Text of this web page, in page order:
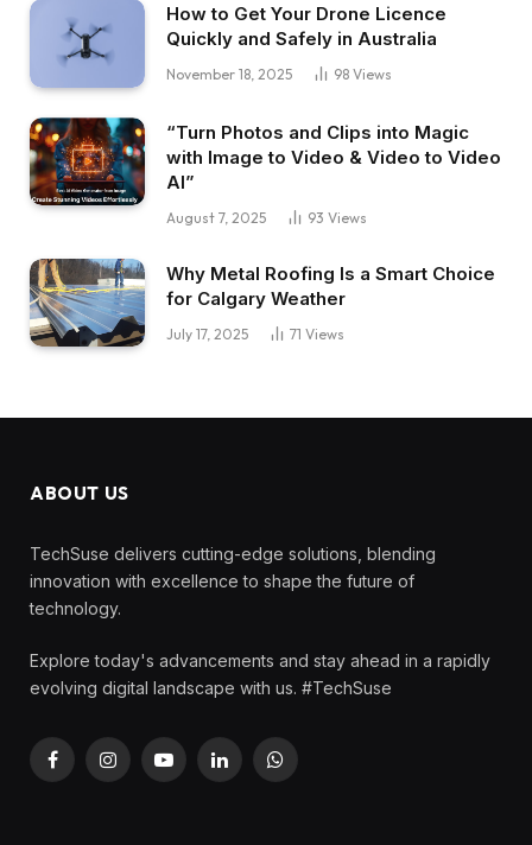
How to Get Your Drone Licence
Quickly and Safely in Australia
November 18, 2025 98 Views
“Turn Photos and Clips into Magic
with Image to Video & Video to Video
AI”
August 7, 2025 93 Views
Why Metal Roofing Is a Smart Choice
for Calgary Weather
July 17, 2025 71 Views
ABOUT US
TechSuse delivers cutting-edge solutions, blending
innovation with excellence to shape the future of
technology.
Explore today's advancements and stay ahead in a rapidly
evolving digital landscape with us. #TechSuse
FacebookInstagramYouTubeLinkedInWhatsApp